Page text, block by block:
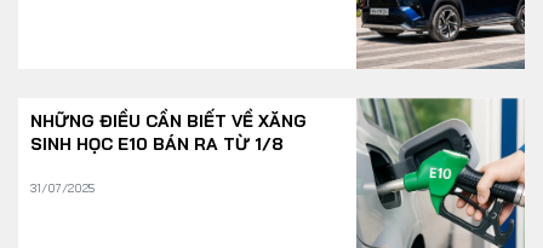
NHỮNG ĐIỀU CẦN BIẾT VỀ XĂNG
SINH HỌC E10 BÁN RA TỪ 1/8
31/07/2025